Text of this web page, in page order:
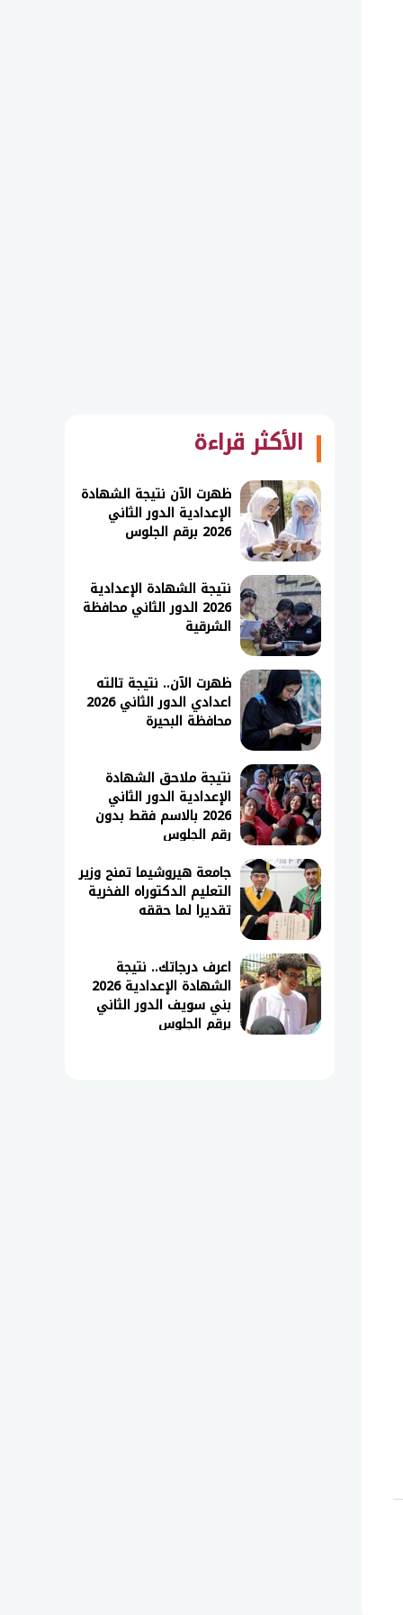
الأكثر قراءة
ظهرت الآن نتيجة الشهادة
الإعدادية الدور الثاني
2026 برقم الجلوس
نتيجة الشهادة الإعدادية
2026 الدور الثاني محافظة
الشرقية
ظهرت الآن.. نتيجة تالته
اعدادي الدور الثاني 2026
محافظة البحيرة
نتيجة ملاحق الشهادة
الإعدادية الدور الثاني
2026 بالاسم فقط بدون
رقم الجلوس
جامعة هيروشيما تمنح وزير
التعليم الدكتوراه الفخرية
تقديرا لما حققه
اعرف درجاتك.. نتيجة
الشهادة الإعدادية 2026
بني سويف الدور الثاني
برقم الجلوس